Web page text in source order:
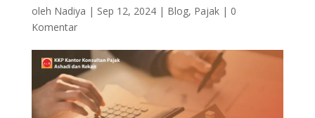
oleh Nadiya | Sep 12, 2024| Blog, Pajak| 0
Komentar